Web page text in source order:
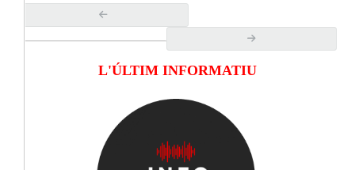
L'ÚLTIM INFORMATIU